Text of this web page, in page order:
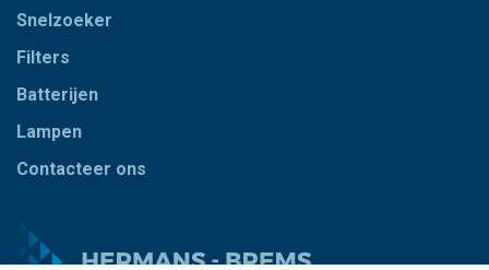
Snelzoeker
Filters
Batterijen
Lampen
Contacteer ons